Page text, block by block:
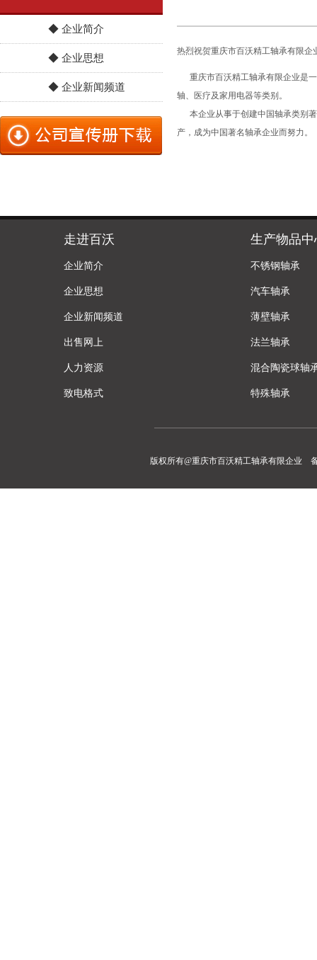
◆ 企业简介
◆ 企业思想
◆ 企业新闻频道
热烈祝贺重庆市百沃精工轴承有限企
重庆市百沃精工轴承有限企业是一
轴、医疗及家用电器等类别。
本企业从事于创建中国轴承类别著
产，成为中国著名轴承企业而努力。
走进百沃
企业简介
企业思想
企业新闻频道
出售网上
人力资源
致电格式
生产物品中
不锈钢轴承
汽车轴承
薄壁轴承
法兰轴承
混合陶瓷球轴
特殊轴承
版权所有@重庆市百沃精工轴承有限企业